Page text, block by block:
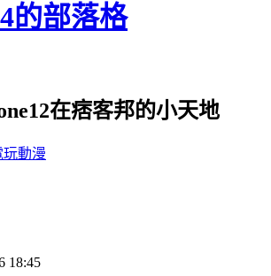
的部落格
在痞客邦的小天地
玩動漫
18:45